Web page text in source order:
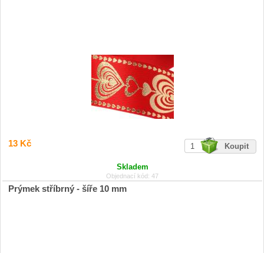
13 Kč
Skladem
Objednací kód: 47
Prýmek stříbrný - šíře 10 mm